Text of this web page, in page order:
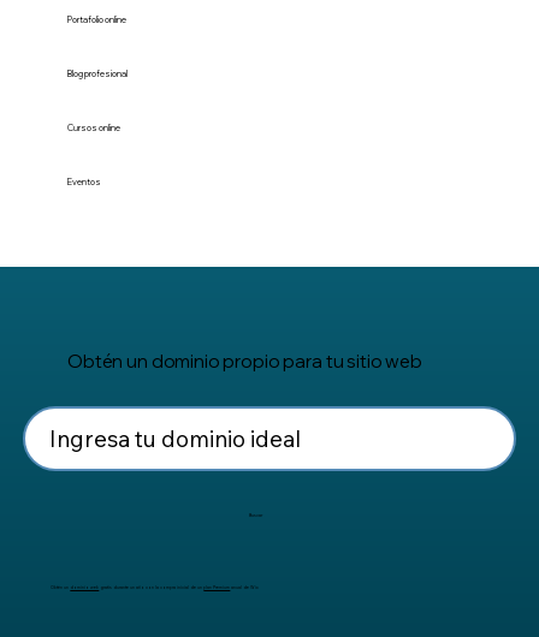
Portafolio online
Blog profesional
Cursos online
Eventos
Obtén un dominio propio para tu sitio web
Buscar
Obtén un dominio web gratis durante un año con la compra inicial de unplan Premium anual de Wix